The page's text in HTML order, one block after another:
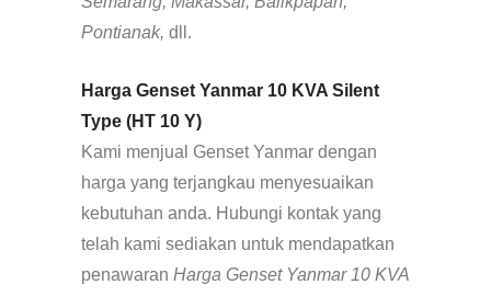
Pontianak, dll.
Harga Genset Yanmar 10 KVA Silent
Type (HT 10 Y)
Kami menjual Genset Yanmar dengan
harga yang terjangkau menyesuaikan
kebutuhan anda. Hubungi kontak yang
telah kami sediakan untuk mendapatkan
penawaran Harga Genset Yanmar 10 KVA